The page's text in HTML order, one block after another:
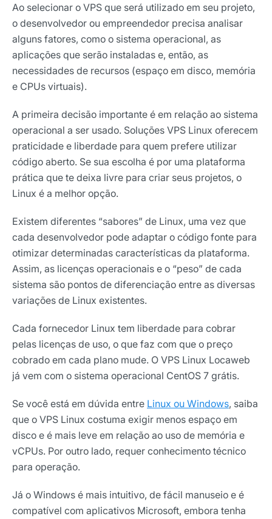
Ao selecionar o VPS que será utilizado em seu projeto,
o desenvolvedor ou empreendedor precisa analisar
alguns fatores, como o sistema operacional, as
aplicações que serão instaladas e, então, as
necessidades de recursos (espaço em disco, memória
e CPUs virtuais).
A primeira decisão importante é em relação ao sistema
operacional a ser usado. Soluções VPS Linux oferecem
praticidade e liberdade para quem prefere utilizar
código aberto. Se sua escolha é por uma plataforma
prática que te deixa livre para criar seus projetos, o
Linux é a melhor opção.
Existem diferentes “sabores” de Linux, uma vez que
cada desenvolvedor pode adaptar o código fonte para
otimizar determinadas características da plataforma.
Assim, as licenças operacionais e o “peso” de cada
sistema são pontos de diferenciação entre as diversas
variações de Linux existentes.
Cada fornecedor Linux tem liberdade para cobrar
pelas licenças de uso, o que faz com que o preço
cobrado em cada plano mude. O VPS Linux Locaweb
já vem com o sistema operacional CentOS 7 grátis.
Se você está em dúvida entre Linux ou Windows, saiba
que o VPS Linux costuma exigir menos espaço em
disco e é mais leve em relação ao uso de memória e
vCPUs. Por outro lado, requer conhecimento técnico
para operação.
Já o Windows é mais intuitivo, de fácil manuseio e é
compatível com aplicativos Microsoft, embora tenha